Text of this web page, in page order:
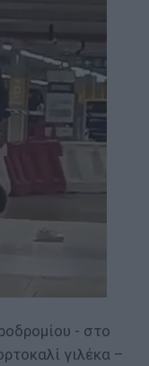
- στο
γιλέκα –